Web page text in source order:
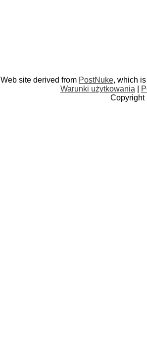
Web site derived from PostNuke, which
Warunki użytkowania
Copyright